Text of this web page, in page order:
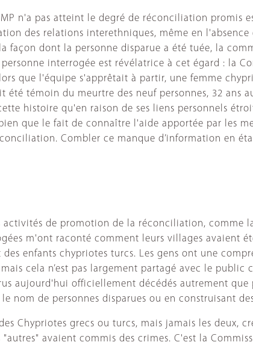
n'a pas atteint le degré de réconciliation promis
des relations interethniques, même en
façon dont la personne disparue a été tuée, la
interrogée est révélatrice à cet égard : la
que l'équipe s'apprêtait à partir, une femme
été témoin du meurtre des neuf personnes, 32
histoire qu'en raison de ses liens personnels
que le fait de connaître l'aide apportée par les
Combler ce manque d’information en
activités de promotion de la réconciliation, comme
m'ont raconté comment leurs villages avaient
enfants chypriotes turcs. Les gens ont une
cela n’est pas largement partagé avec le
aujourd'hui officiellement décédés autrement
nom de personnes disparues ou en construisant
Chypriotes grecs ou turcs, mais jamais les deux,
avaient commis des crimes. C'est la